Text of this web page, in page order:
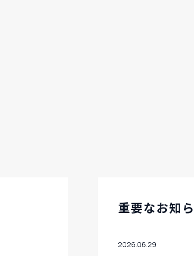
重要なお知
2026.06.29